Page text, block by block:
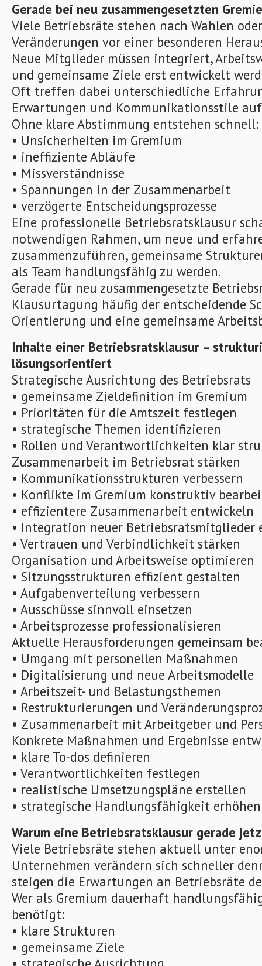
Gerade bei neu zusammengesetzten
Viele Betriebsräte stehen nach Wahlen
Veränderungen vor einer besonderen
Neue Mitglieder müssen integriert,
und gemeinsame Ziele erst entwickelt
Oft treffen dabei unterschiedliche
Erwartungen und Kommunikationsstile
Ohne klare Abstimmung entstehen schnell:
• Unsicherheiten im Gremium
• ineffiziente Abläufe
• Missverständnisse
• Spannungen in der Zusammenarbeit
• verzögerte Entscheidungsprozesse
Eine professionelle Betriebsratsklausur
notwendigen Rahmen, um neue und
zusammenzuführen, gemeinsame
als Team handlungsfähig zu werden.
Gerade für neu zusammengesetzte
Klausurtagung häufig der entscheidende
Orientierung und eine gemeinsame
Inhalte einer Betriebsratsklausur –
lösungsorientiert
Strategische Ausrichtung des Betriebsrats
• gemeinsame Zieldefinition im Gremium
• Prioritäten für die Amtszeit festlegen
• strategische Themen identifizieren
• Rollen und Verantwortlichkeiten klar
Zusammenarbeit im Betriebsrat stärken
• Kommunikationsstrukturen verbessern
• Konflikte im Gremium konstruktiv
• effizientere Zusammenarbeit entwickeln
• Integration neuer Betriebsratsmitglieder
• Vertrauen und Verbindlichkeit stärken
Organisation und Arbeitsweise optimieren
• Sitzungsstrukturen effizient gestalten
• Aufgabenverteilung verbessern
• Ausschüsse sinnvoll einsetzen
• Arbeitsprozesse professionalisieren
Aktuelle Herausforderungen gemeinsam
• Umgang mit personellen Maßnahmen
• Digitalisierung und neue Arbeitsmodelle
• Arbeitszeit- und Belastungsthemen
• Restrukturierungen und
• Zusammenarbeit mit Arbeitgeber und
Konkrete Maßnahmen und Ergebnisse
• klare To-dos definieren
• Verantwortlichkeiten festlegen
• realistische Umsetzungspläne erstellen
• strategische Handlungsfähigkeit erhöhen
Warum eine Betriebsratsklausur gerade
Viele Betriebsräte stehen aktuell unter
Unternehmen verändern sich schneller
steigen die Erwartungen an Betriebsräte
Wer als Gremium dauerhaft
benötigt:
• klare Strukturen
• gemeinsame Ziele